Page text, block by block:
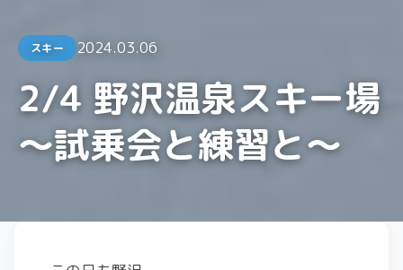
スキー 2024.03.06
2/4 野沢温泉スキー場
〜試乗会と練習と〜